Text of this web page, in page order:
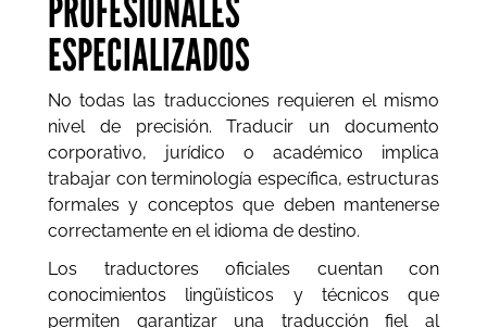
PROFESIONALES
ESPECIALIZADOS
No todas las traducciones requieren el mismo
nivel de precisión. Traducir un documento
corporativo, jurídico o académico implica
trabajar con terminología específica, estructuras
formales y conceptos que deben mantenerse
correctamente en el idioma de destino.
Los traductores oficiales cuentan con
conocimientos lingüísticos y técnicos que
permiten garantizar una traducción fiel al